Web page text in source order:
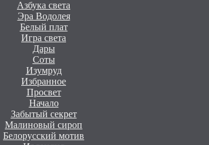
Азбука света
Эра Водолея
Белый плат
Игра света
Дары
Соты
Изумруд
Избранное
Просвет
Начало
Забытый секрет
Малиновый сироп
Белорусский мотив